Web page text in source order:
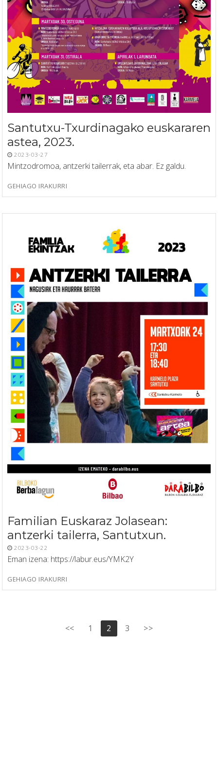
Santutxu-Txurdinagako euskararen
astea, 2023.
2023-03-27
Mintzodromoa, antzerki tailerrak, eta abar. Ez galdu.
GEHIAGO IRAKURRI
Familian Euskaraz Jolasean:
antzerki tailerra, Santutxun.
2023-03-22
Eman izena: https://labur.eus/YMK2Y
GEHIAGO IRAKURRI
<< 1 2 3 >>